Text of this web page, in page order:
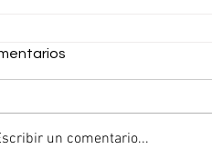
un comentario...